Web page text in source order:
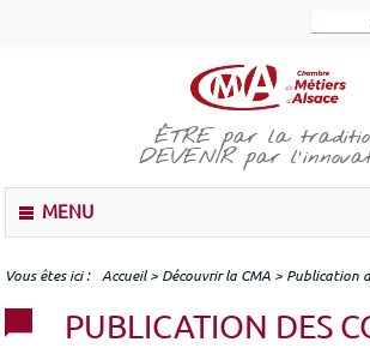
principal
ÊTREpar la
DEVENIRpar
u
MENU
Vous êtes ici Accueil> Découvrir la CMA > Publication
PUBLICATION DES